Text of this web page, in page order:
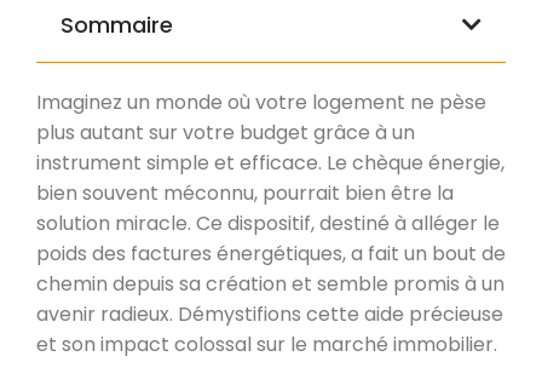
Sommaire
Imaginez un monde où votre logement ne pèse
plus autant sur votre budget grâce à un
instrument simple et efficace. Le chèque énergie,
bien souvent méconnu, pourrait bien être la
solution miracle. Ce dispositif, destiné à alléger le
poids des factures énergétiques, a fait un bout de
chemin depuis sa création et semble promis à un
avenir radieux. Démystifions cette aide précieuse
et son impact colossal sur le marché immobilier.